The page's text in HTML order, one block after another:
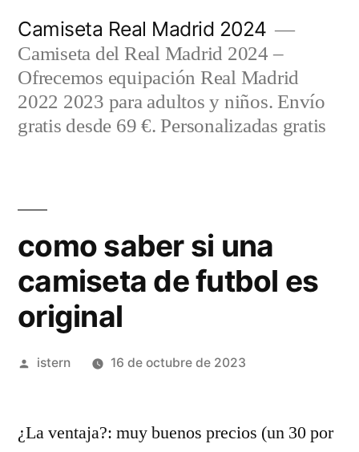
contenido
Camiseta Real Madrid 2024
Camiseta del Real Madrid 2024 –
Ofrecemos equipación Real Madrid
2022 2023 para adultos y niños. Envío
gratis desde 69 €. Personalizadas gratis
como saber si una
camiseta de futbol es
original
Publicado
istern 16 de octubre de 2023
¿La ventaja?: muy buenos precios (un 30 por